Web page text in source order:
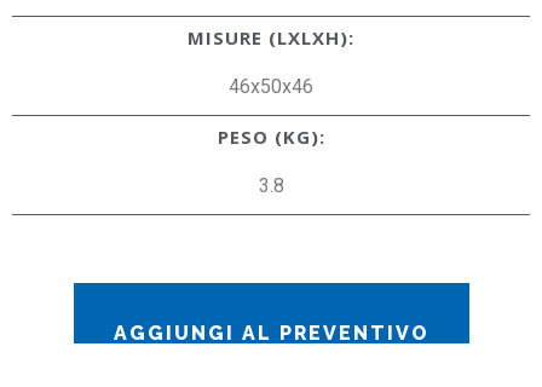
MISURE (LXLXH):
46x50x46
PESO (KG):
3.8
AGGIUNGI AL PREVENTIVO